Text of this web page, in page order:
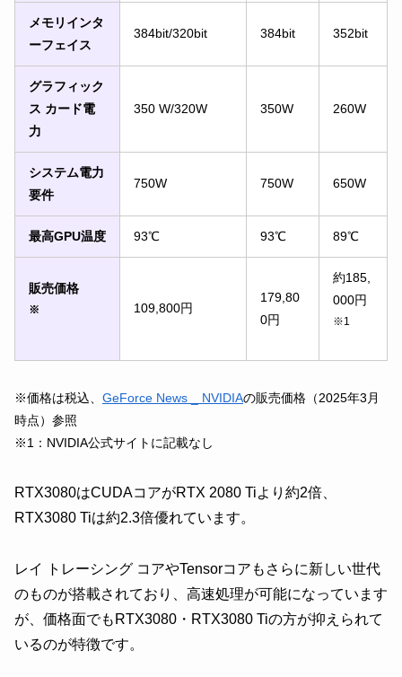
メモリインタ
ーフェイス
384bit/320bit 384bit 352bit
グラフィック
ス カード電
力
350 W/320W 350W 260W
システム電力
要件
750W 750W 650W
最高GPU温度 93℃ 93℃ 89℃
販売価格
※ 109,800円
179,80
0円
約185,
000円
※1
※価格は税込、 GeForce News _ NVIDIAの販売価格（2025年3月
時点）参照
※1：NVIDIA公式サイトに記載なし
RTX3080はCUDAコアがRTX 2080 Tiより約2倍、
RTX3080 Tiは約2.3倍優れています。
レイ トレーシング コアやTensorコアもさらに新しい世代
のものが搭載されており、高速処理が可能になっています
が、価格面でもRTX3080・RTX3080 Tiの方が抑えられて
いるのが特徴です。